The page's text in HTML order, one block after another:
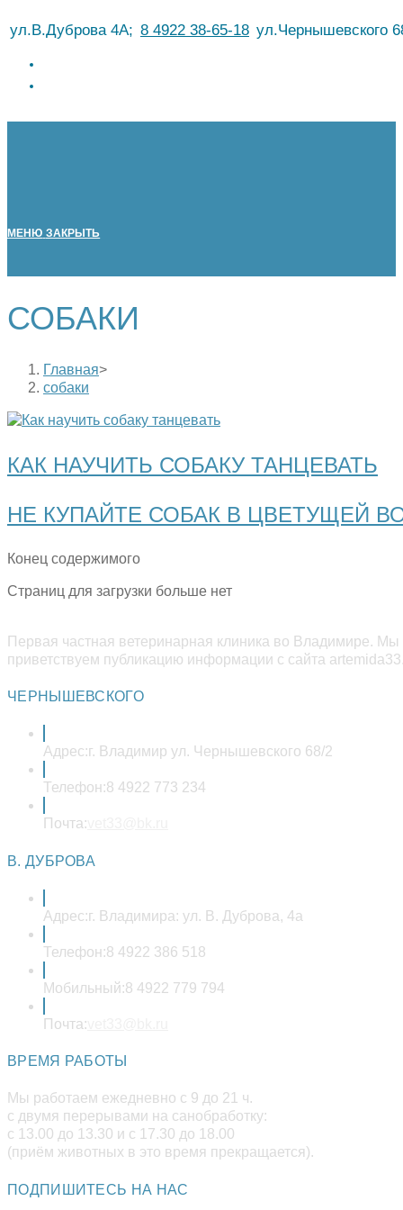
кул.В.Дуброва 4А; 8 4922 38-65-18 ул.Чернышевского
МЕНЮ ЗАКРЫТЬ
СОБАКИ
Главная>
собаки
КАК НАУЧИТЬ СОБАКУ ТАНЦЕВАТЬ
НЕ КУПАЙТЕ СОБАК В ЦВЕТУЩЕЙ
Конец содержимого
Страниц для загрузки больше нет
Первая частная ветеринарная клиника во Владимире.
приветствуем публикацию информации с сайта
ЧЕРНЫШЕВСКОГО
Адрес:г. Владимир ул. Чернышевского 68/2
Телефон:8 4922 773 234
Почта:
В. ДУБРОВА
Адрес:г. Владимира: ул. В. Дуброва, 4а
Телефон:8 4922 386 518
Мобильный:8 4922 779 794
Почта:
ВРЕМЯ РАБОТЫ
Мы работаем ежедневно с 9 до 21 ч.
с двумя перерывами на санобработку:
с 13.00 до 13.30 и с 17.30 до 18.00
(приём животных в это время прекращается).
ПОДПИШИТЕСЬ НА НАС